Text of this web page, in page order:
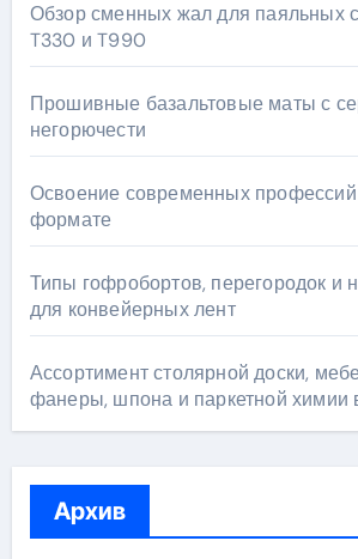
Обзор сменных жал для паяльных
T330 и T990
Прошивные базальтовые маты с
негорючести
Освоение современных
формате
Типы гофробортов, перегородок и
для конвейерных лент
Ассортимент столярной доски,
фанеры, шпона и паркетной химии
Архив